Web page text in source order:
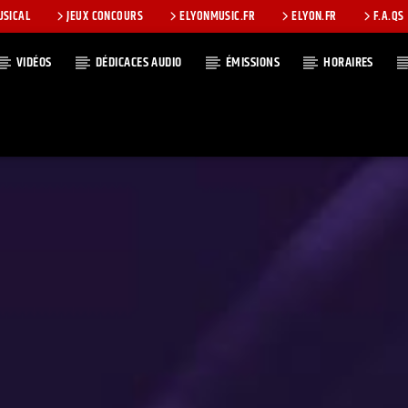
JEUX CONCOURS ELYONMUSIC.FR ELYON.FR F.A.QS
VIDÉOS DÉDICACES AUDIO ÉMISSIONS HORAIRES